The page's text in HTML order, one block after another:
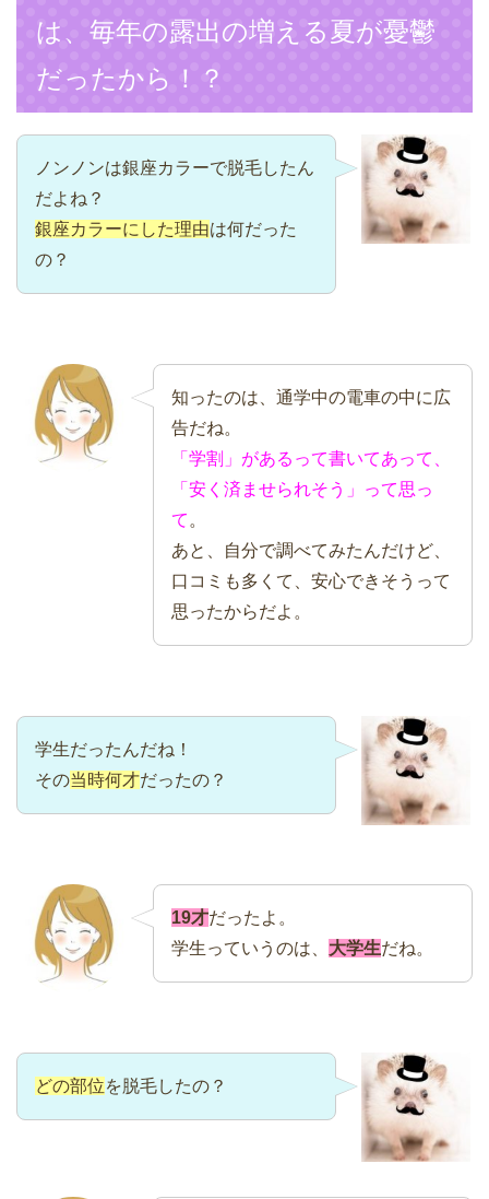
は、毎年の露出の増える夏が憂鬱
だったから！？
ノンノンは銀座カラーで脱毛したん
だよね？
銀座カラーにした理由は何だった
の？
知ったのは、通学中の電車の中に広
告だね。
「学割」があるって書いてあって、
「安く済ませられそう」って思っ
て 。
あと、自分で調べてみたんだけど、
口コミも多くて、安心できそうって
思ったからだよ。
学生だったんだね！
その当時何才だったの？
19才だったよ。
学生っていうのは、 大学生だね。
どの部位を脱毛したの？